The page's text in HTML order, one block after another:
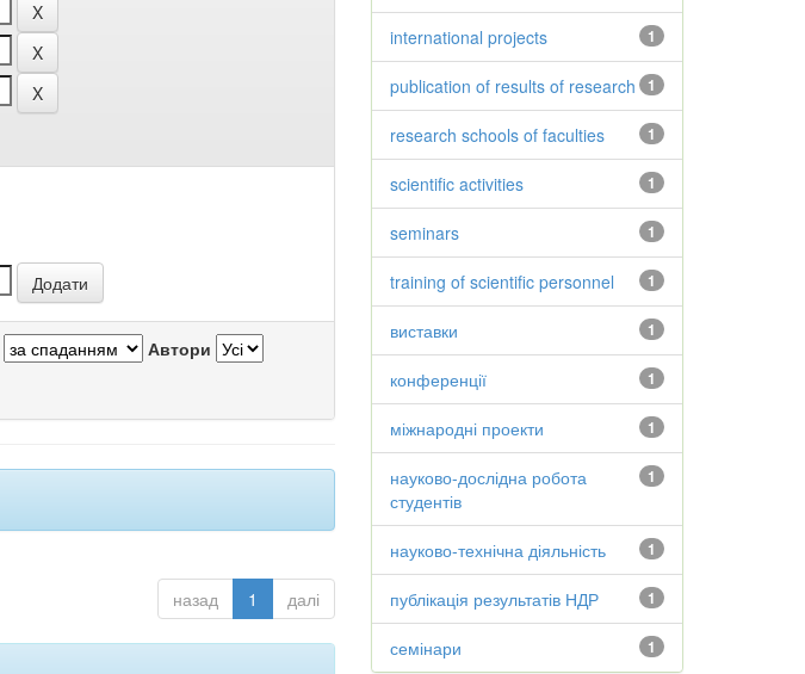
Автори
назад 1 далі
1
international projects
1
publication of results of research
1
research schools of faculties
1
scientific activities
1
seminars
1
training of scientific personnel
1
виставки
1
конференції
1
міжнародні проекти
1
науково-дослідна робота
студентів
1
науково-технічна діяльність
1
публікація результатів НДР
1
семінари